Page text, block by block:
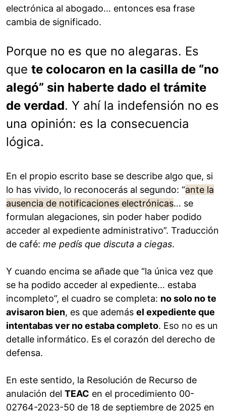
electrónica al abogado… entonces esa frase
cambia de significado.
Porque no es que no alegaras. Es
que te colocaron en la casilla de “no
alegó” sin haberte dado el trámite
de verdad. Y ahí la indefensión no es
una opinión: es la consecuencia
lógica.
En el propio escrito base se describe algo que, si
lo has vivido, lo reconocerás al segundo: “ante la
ausencia de notificaciones electrónicas… se
formulan alegaciones, sin poder haber podido
acceder al expediente administrativo”. Traducción
de café: me pedís que discuta a ciegas.
Y cuando encima se añade que “la única vez que
se ha podido acceder al expediente… estaba
incompleto”, el cuadro se completa: no solo no te
avisaron bien, es que además el expediente que
intentabas ver no estaba completo. Eso no es un
detalle informático. Es el corazón del derecho de
defensa.
En este sentido, la Resolución de Recurso de
anulación del TEAC en el procedimiento 00-
02764-2023-50 de 18 de septiembre de 2025 en